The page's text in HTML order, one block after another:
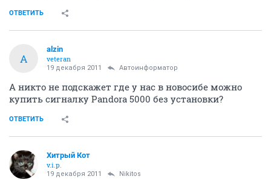
ОТВЕТИТЬ
A
alzin
veteran
19 декабря 2011 Автоинформатор
А никто не подскажет где у нас в новосибе можно
купить сигналку Pandora 5000 без установки?
ОТВЕТИТЬ
Хитрый Кот
v.i.p.
19 декабря 2011 Nikitos